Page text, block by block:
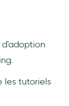
d'adoption
les tutoriels